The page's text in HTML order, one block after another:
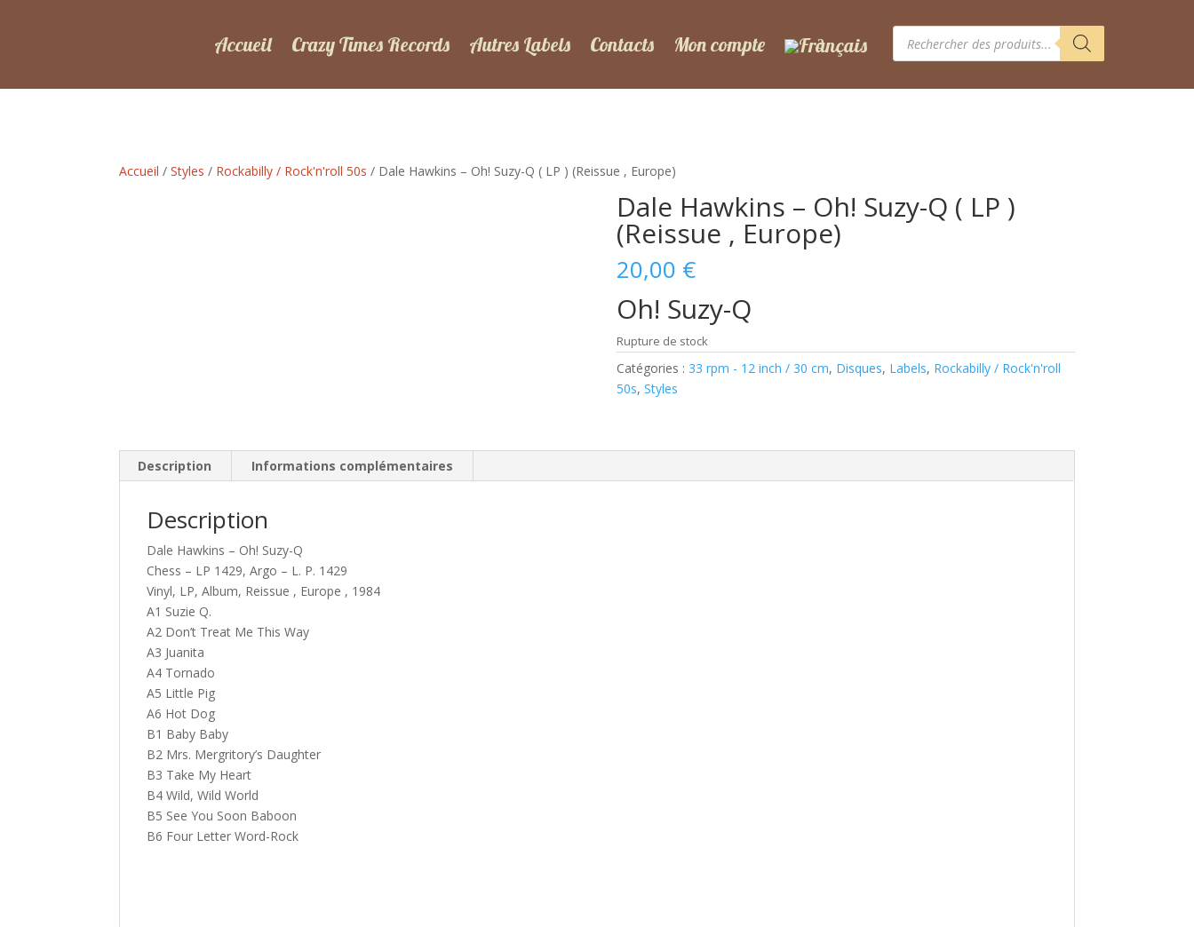
Accueil Crazy Times Records Autres Labels Contacts Mon compte
Recherche
produits
Accueil /Styles / Rockabilly / Rock'n'roll 50s / Dale Hawkins – Oh! Suzy-Q ( LP ) (Reissue , Europe)
Dale Hawkins – Oh! Suzy-Q ( LP )
(Reissue , Europe)
20,00 €
Oh! Suzy-Q
Rupture de stock
Catégories : 33 rpm - 12 inch / 30 cm, Disques, Labels, Rockabilly / Rock'n'roll
50s, Styles
Description Informations complémentaires
Description
Dale Hawkins – Oh! Suzy-Q
Chess – LP 1429, Argo – L. P. 1429
Vinyl, LP, Album, Reissue , Europe , 1984
A1 Suzie Q.
A2 Don’t Treat Me This Way
A3 Juanita
A4 Tornado
A5 Little Pig
A6 Hot Dog
B1 Baby Baby
B2 Mrs. Mergritory’s Daughter
B3 Take My Heart
B4 Wild, Wild World
B5 See You Soon Baboon
B6 Four Letter Word-Rock